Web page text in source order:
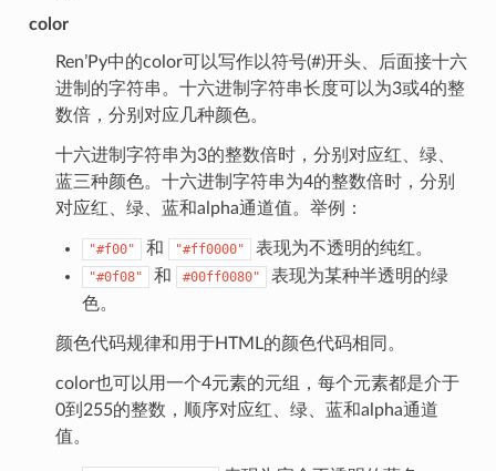
color
Ren’Py中的color可以写作以符号(#)开头、后面接十六
进制的字符串。十六进制字符串长度可以为3或4的整
数倍，分别对应几种颜色。
十六进制字符串为3的整数倍时，分别对应红、绿、
蓝三种颜色。十六进制字符串为4的整数倍时，分别
对应红、绿、蓝和alpha通道值。举例：
"#f00" 和 "#ff0000" 表现为不透明的纯红。
"#0f08" 和 #00ff0080"
表现为某种半透明的绿
色。
颜色代码规律和用于HTML的颜色代码相同。
color也可以用一个4元素的元组，每个元素都是介于
0到255的整数，顺序对应红、绿、蓝和alpha通道
值。